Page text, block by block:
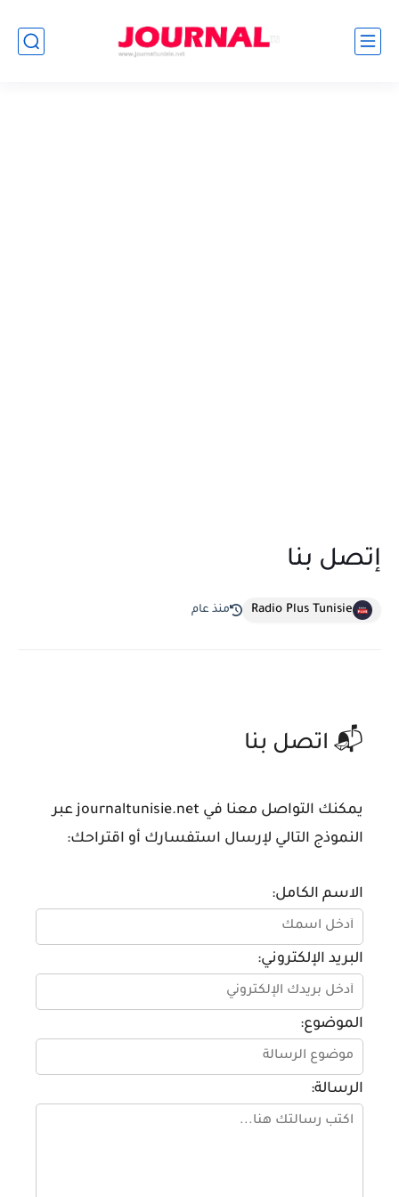
إتصل بنا
Radio Plus Tunisie منذ عام
📬 اتصل بنا
يمكنك التواصل معنا في journaltunisie.net عبر
النموذج التالي لإرسال استفسارك أو اقتراحك:
الاسم الكامل:
البريد الإلكتروني:
الموضوع:
الرسالة: